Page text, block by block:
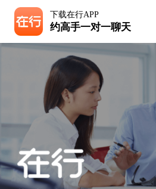
下载在行APP
约高手一对一聊天